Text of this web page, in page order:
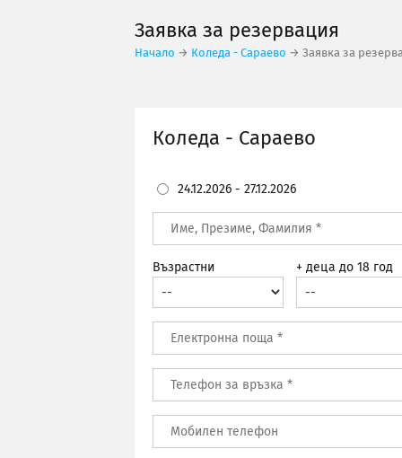
Заявка за резервация
Начало → Коледа - Сараево → Заявка за
Коледа - Сараево
24.12.2026 - 27.12.2026
Възрастни + деца до 18 год